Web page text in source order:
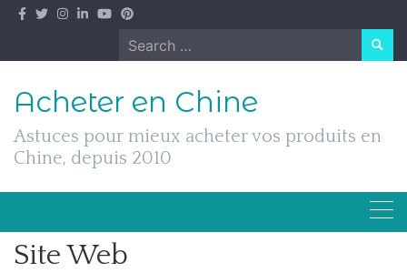
Skip
Search
for:
Acheter en Chine
Astuces pour mieux acheter vos produits en
Chine, depuis 2010
Site Web